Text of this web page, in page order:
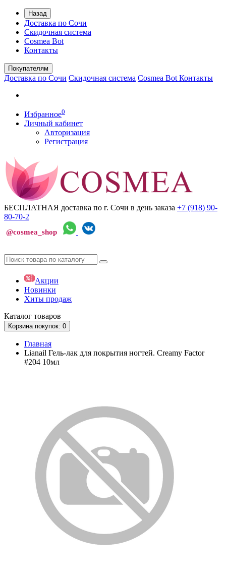
Назад
Доставка по Сочи
Скидочная система
Cosmea Bot
Контакты
Покупателям
Доставка по Сочи Скидочная система Cosmea Bot Контакты
Избранное0
Личный кабинет
Авторизация
Регистрация
БЕСПЛАТНАЯ доставка по г. Сочи в день заказа +7 (918) 90-
80-70-2
@cosmea_shop
Акции
Новинки
Хиты продаж
Каталог товаров
Корзинапокупок: 0
Главная
Lianail Гель-лак для покрытия ногтей. Creamy Factor
#204 10мл